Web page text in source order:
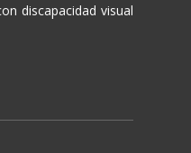
discapacidad visual